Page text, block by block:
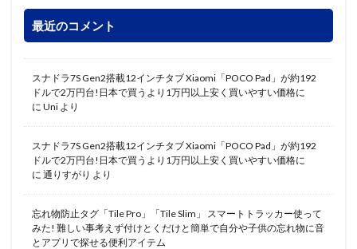
最近のコメント
スナドラ7S Gen2搭載12インチタブ Xiaomi「POCO Pad」が約192
ドルで2万円台!日本で買うより1万円以上安く買いやすい価格に
に Uni より
スナドラ7S Gen2搭載12インチタブ Xiaomi「POCO Pad」が約192
ドルで2万円台!日本で買うより1万円以上安く買いやすい価格に
に 通りすがり より
忘れ物防止タグ「Tile Pro」「Tile Slim」 スマートトラッカー使って
みた! 難しい事考えず付けとくだけと簡単で自分や子供の忘れ物に音
とアプリで探せる便利アイテム